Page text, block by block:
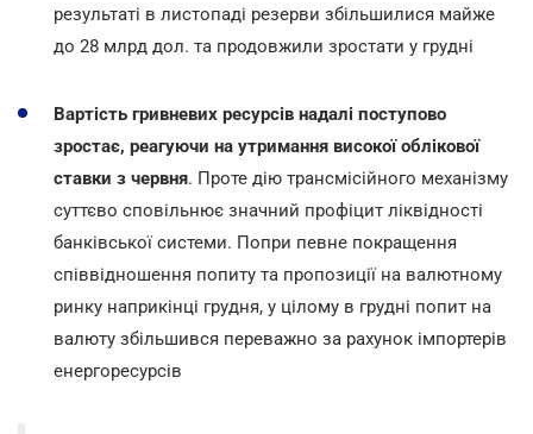
результаті в листопаді резерви збільшилися майже
до 28 млрд дол. та продовжили зростати у грудні
Вартість гривневих ресурсів надалі поступово
зростає, реагуючи на утримання високої облікової
ставки з червня. Проте дію трансмісійного механізму
суттєво сповільнює значний профіцит ліквідності
банківської системи. Попри певне покращення
співвідношення попиту та пропозиції на валютному
ринку наприкінці грудня, у цілому в грудні попит на
валюту збільшився переважно за рахунок імпортерів
енергоресурсів